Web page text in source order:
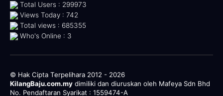
Total Users : 299973
Views Today : 742
Total views : 685355
Who's Online : 3
© Hak Cipta Terpelihara 2012 - 2026
KilangBaju.com.my dimiliki dan diuruskan oleh Mafeya Sdn Bhd
No. Pendaftaran Syarikat : 1559474-A